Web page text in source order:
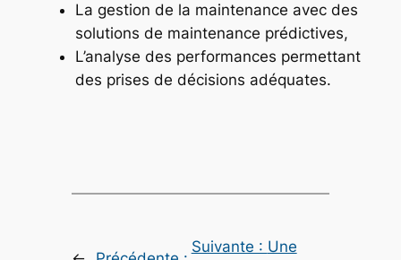
La gestion de la maintenance avec des
solutions de maintenance prédictives,
L’analyse des performances permettant
des prises de décisions adéquates.
Suivante : Une